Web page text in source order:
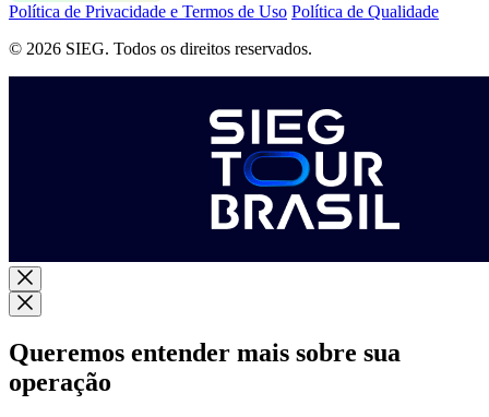
Política de Privacidade e Termos de Uso Política de Qualidade
© 2026 SIEG. Todos os direitos reservados.
Queremos entender mais sobre sua
operação